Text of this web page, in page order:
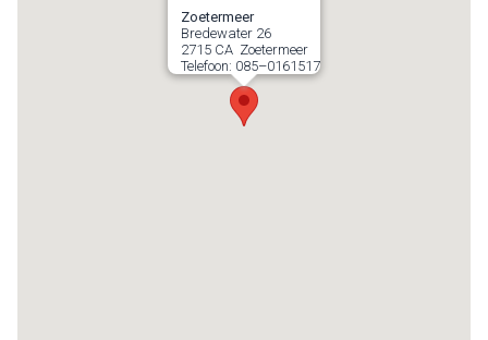
Zoetermeer
Bredewater 26
2715 CA Zoetermeer
Telefoon: 085–0161517